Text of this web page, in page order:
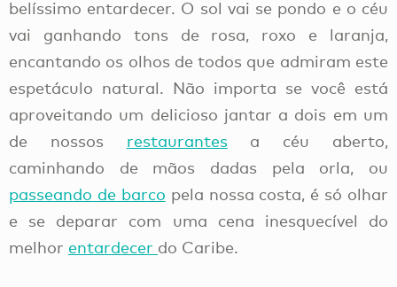
belíssimo entardecer. O sol vai se pondo e o céu
vai ganhando tons de rosa, roxo e laranja,
encantando os olhos de todos que admiram este
espetáculo natural. Não importa se você está
aproveitando um delicioso jantar a dois em um
de nossos restaurantesa céu aberto,
caminhando de mãos dadas pela orla, ou
passeando de barco pela nossa costa, é só olhar
e se deparar com uma cena inesquecível do
melhor entardecer do Caribe.